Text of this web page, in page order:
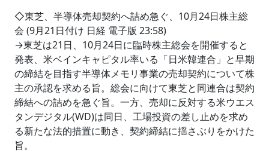
◇東芝、半導体売却契約へ詰め急ぐ、10月24日株主総
会 (9月21日付け 日経 電子版 23:58)
→東芝は21日、10月24日に臨時株主総会を開催すると
発表、米ベインキャピタル率いる「日米韓連合」と早期
の締結を目指す半導体メモリ事業の売却契約について株
主の承認を求める旨。総会に向けて東芝と同連合は契約
締結への詰めを急ぐ旨。一方、売却に反対する米ウエス
タンデジタル(WD)は同日、工場投資の差し止めを求め
る新たな法的措置に動き、契約締結に揺さぶりをかけた
旨。